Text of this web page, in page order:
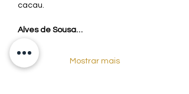
cacau.
Alves de Sousa…
Mostrar mais